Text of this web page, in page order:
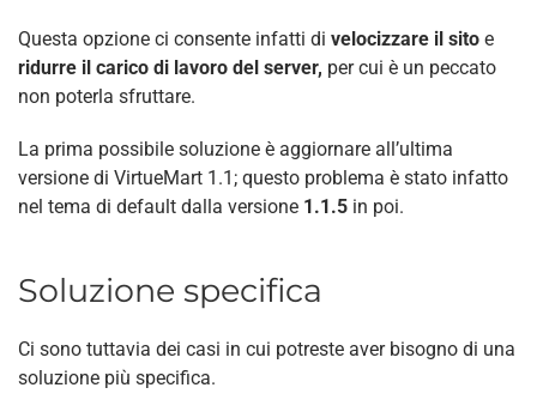
Questa opzione ci consente infatti di velocizzare il sito e
ridurre il carico di lavoro del server, per cui è un peccato
non poterla sfruttare.
La prima possibile soluzione è aggiornare all’ultima
versione di VirtueMart 1.1; questo problema è stato infatto
nel tema di default dalla versione 1.1.5 in poi.
Soluzione specifica
Ci sono tuttavia dei casi in cui potreste aver bisogno di una
soluzione più specifica.